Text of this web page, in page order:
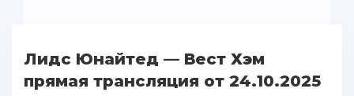
Лидс Юнайтед — Вест Хэм
прямая трансляция от 24.10.2025